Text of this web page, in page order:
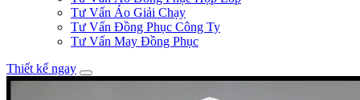
Tư Vấn Áo Giải Chạy
Tư Vấn Đồng Phục Công Ty
Tư Vấn May Đồng Phục
Thiết kế ngay